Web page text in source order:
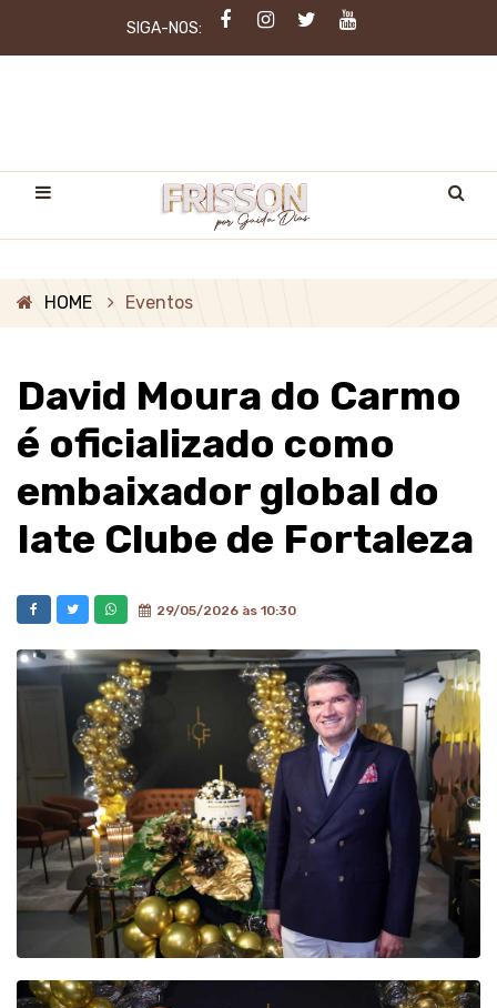
SIGA-NOS:
HOME Eventos
David Moura do Carmo
é oficializado como
embaixador global do
Iate Clube de Fortaleza
29/05/2026 às 10:30